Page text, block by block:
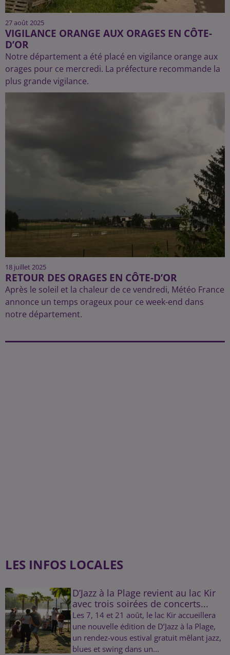
27 août 2025
VIGILANCE ORANGE AUX ORAGES EN CÔTE-
D’OR
Notre département a été placé en vigilance orange aux
orages pour ce mercredi. La préfecture recommande la
plus grande vigilance.
18 juillet 2025
RETOUR DES ORAGES EN CÔTE-D’OR
Après le soleil et la chaleur de ce vendredi, Météo France
annonce un temps orageux pour ce week-end dans
notre département.
LES INFOS LOCALES
D’Jazz à la Plage revient au lac Kir
avec trois soirées de concerts...
Les 7, 14 et 21 août, le lac Kir accueillera
une nouvelle édition de D’Jazz à la Plage,
un rendez-vous estival gratuit mêlant jazz,
blues et swing dans un...